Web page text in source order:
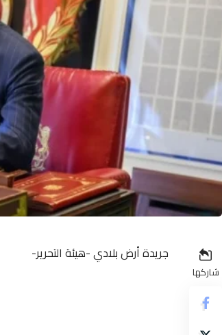
شاركها
جريدة أرض بلادي -هيئة التحرير-